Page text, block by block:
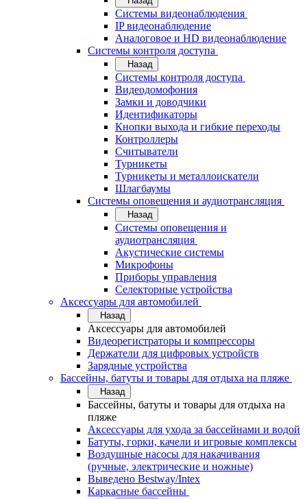
Системы видеонаблюдения
IP видеонаблюдение
Аналоговое и HD видеонаблюдение
Системы контроля доступа
Назад
Системы контроля доступа
Видеодомофония
Замки и доводчики
Идентификаторы
Кнопки выхода и гибкие переходы
Контроллеры
Считыватели
Турникеты
Турникеты и металлоискатели
Шлагбаумы
Системы оповещения и аудиотрансляция
Назад
Системы оповещения и
аудиотрансляция
Акустические системы
Микрофоны
Приборы управления
Селекторные устройства
Аксессуары для автомобилей
Назад
Аксессуары для автомобилей
Видеорегистраторы и компрессоры
Держатели для цифровых устройств
Зарядные устройства
Бассейны, батуты и товары для отдыха на пляже
Назад
Бассейны, батуты и товары для отдыха на
пляже
Аксессуары для ухода за бассейнами и водой
Батуты, горки, качели и игровые комплексы
Воздушные насосы для накачивания
(ручные, электрические и ножные)
Выведено Bestway/Intex
Каркасные бассейны